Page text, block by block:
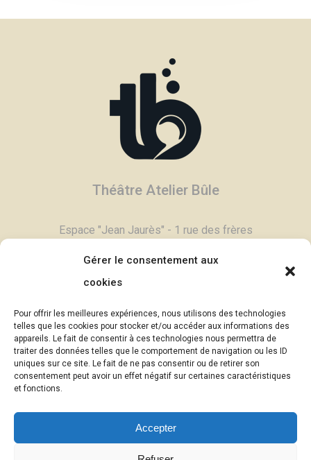
Gérer le consentement aux
cookies
Pour offrir les meilleures expériences, nous utilisons des technologies
telles que les cookies pour stocker et/ou accéder aux informations des
appareils. Le fait de consentir à ces technologies nous permettra de
traiter des données telles que le comportement de navigation ou les ID
uniques sur ce site. Le fait de ne pas consentir ou de retirer son
consentement peut avoir un effet négatif sur certaines caractéristiques
et fonctions.
Accepter
Théâtre Atelier Bûle
Espace "Jean Jaurès" - 1 rue des frères
Email :contact@theatrebule.fr
InfosBûle, lettre d'informations >
© Théâtre Atelier Bûle - 2025
uncaillou.blogspot.com
contraire)